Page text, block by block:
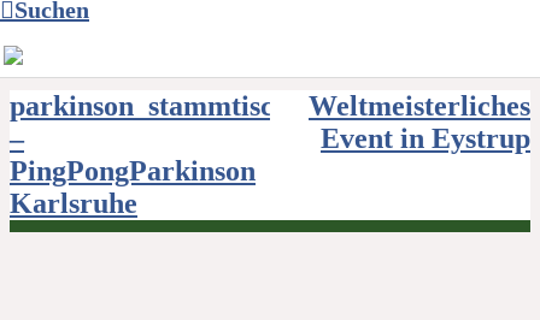
Suchen
Beitragsnavigation
parkinson_stammtisch_karlsruhe
–
PingPongParkinson
Karlsruhe
Weltmeisterliches
Event in Eystrup